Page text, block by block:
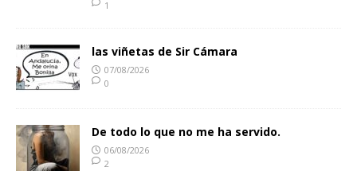
1
las viñetas de Sir Cámara
07/08/2026
0
De todo lo que no me ha servido.
06/08/2026
2